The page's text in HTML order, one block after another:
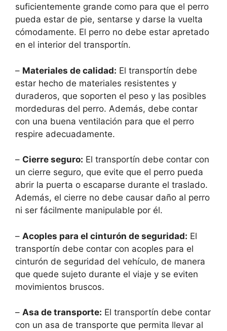
suficientemente grande como para que el perro
pueda estar de pie, sentarse y darse la vuelta
cómodamente. El perro no debe estar apretado
en el interior del transportín.
– Materiales de calidad: El transportín debe
estar hecho de materiales resistentes y
duraderos, que soporten el peso y las posibles
mordeduras del perro. Además, debe contar
con una buena ventilación para que el perro
respire adecuadamente.
– Cierre seguro: El transportín debe contar con
un cierre seguro, que evite que el perro pueda
abrir la puerta o escaparse durante el traslado.
Además, el cierre no debe causar daño al perro
ni ser fácilmente manipulable por él.
– Acoples para el cinturón de seguridad: El
transportín debe contar con acoples para el
cinturón de seguridad del vehículo, de manera
que quede sujeto durante el viaje y se eviten
movimientos bruscos.
– Asa de transporte: El transportín debe contar
con un asa de transporte que permita llevar al